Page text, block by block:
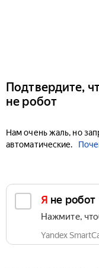
Подтвердите,
не робот
Нам очень жаль, но
автоматические.
Я не робот
Нажмите,
Yandex